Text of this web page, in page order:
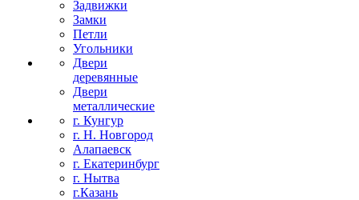
Задвижки
Замки
Петли
Угольники
Двери
деревянные
Двери
металлические
г. Кунгур
г. Н. Новгород
Алапаевск
г. Екатеринбург
г. Нытва
г.Казань